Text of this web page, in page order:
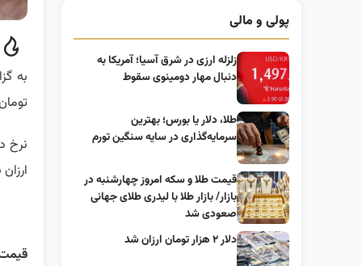
پولی و مالی
زلزله ارزی در شرق آسیا؛ آمریکا به
دنبال مهار دومینوی سقوط
طلا، دلار یا بورس؛ بهترین
سرمایه‌گذاری در سایه سنگین تورم
قیمت طلا و سکه امروز چهارشنبه در
بازار/ بازار طلا با لیدری طلای جهانی
صعودی شد
دلار ۲ هزار تومان ارزان شد
به
تومان و
قیمت